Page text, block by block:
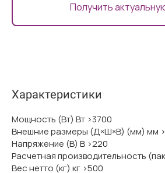
Получить
Характеристики
Мощность (Вт) Вт >3700
Внешние размеры (Д×Ш×В) (мм) мм
Напряжение (В) В >220
Расчетная производительность
Вес нетто (кг) кг >500